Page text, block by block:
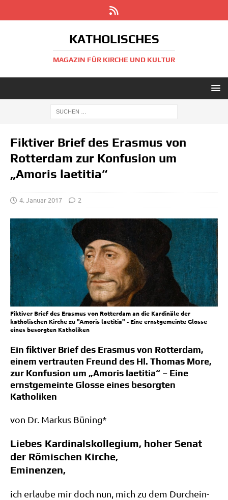
KATHOLISCHES
MAGAZIN FÜR KIRCHE UND KULTUR
Fiktiver Brief des Erasmus von
Rotterdam zur Konfusion um
„Amoris laetitia“
4. Januar 2017 2
Fiktiver Brief des Erasmus von Rotterdam an die Kardinäle der
katholischen Kirche zu "Amoris laetitia" - Eine ernstgemeinte Glosse
eines besorgten Katholiken
Ein fiktiver Brief des Erasmus von Rotterdam,
einem vertrauten Freund des Hl. Thomas More,
zur Konfusion um „Amoris laetitia“ – Eine
ernstgemeinte Glosse eines besorgten
Katholiken
von Dr. Mar­kus Büning*
Liebes Kardinalskollegium, hoher Senat
der Römischen Kirche,
Eminenzen,
ich erlau­be mir doch nun, mich zu dem Durch­ein­